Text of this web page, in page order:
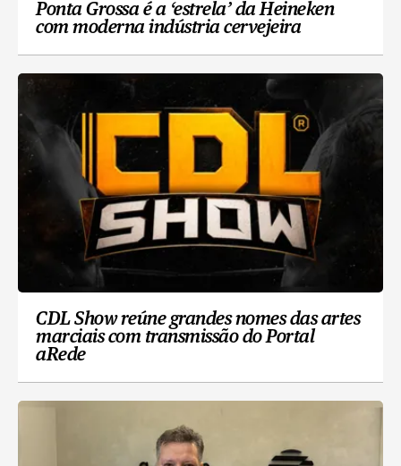
Ponta Grossa é a ‘estrela’ da Heineken
com moderna indústria cervejeira
CDL Show reúne grandes nomes das artes
marciais com transmissão do Portal
aRede